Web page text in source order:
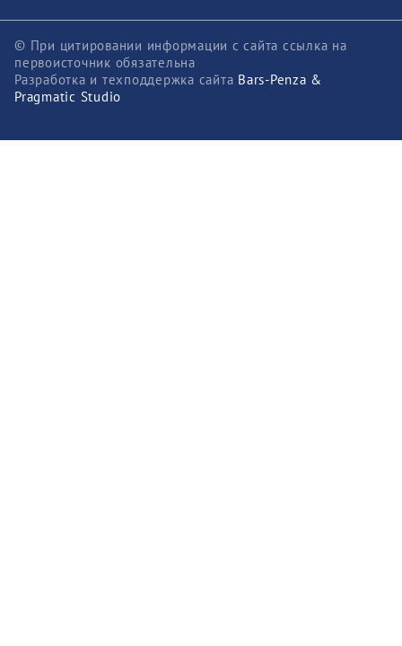
© При цитировании информации с сайта ссылка на
первоисточник обязательна
Разработка и техподдержка сайта Bars-Penza &
Pragmatic Studio